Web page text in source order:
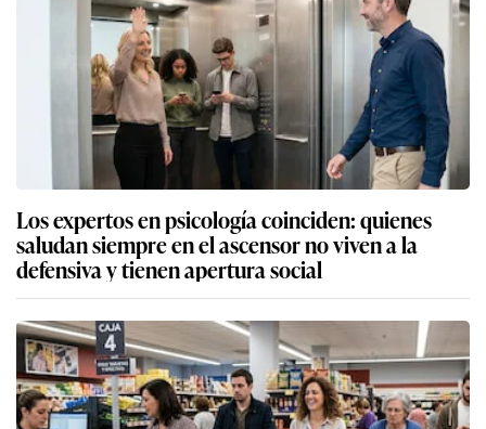
Los expertos en psicología coinciden: quienes
saludan siempre en el ascensor no viven a la
defensiva y tienen apertura social